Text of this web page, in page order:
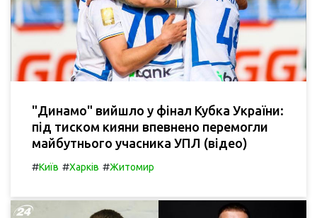
"Динамо" вийшло у фінал Кубка України:
під тиском кияни впевнено перемогли
майбутнього учасника УПЛ (відео)
#Київ #Харків #Житомир